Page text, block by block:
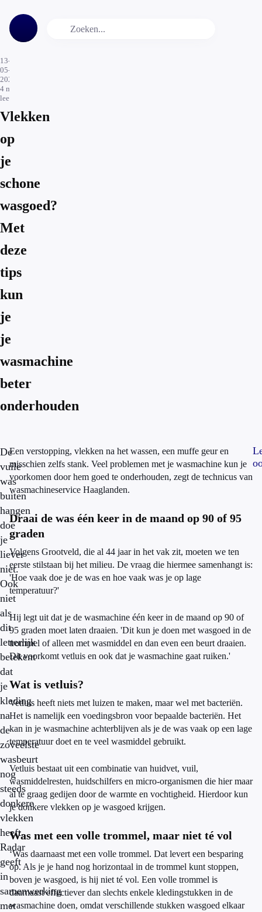
13-
05-
2020
4 min.
leestijd
Vlekken
op
je
schone
wasgoed?
Met
deze
tips
kun
je
je
wasmachine
beter
onderhouden
De
vuile
was
buiten
hangen
doe
je
liever
niet.
Ook
niet
als
dit
letterlijk
betekent
dat
je
kleding
na
de
zóveelste
wasbeurt
nog
steeds
donkere
vlekken
heeft.
Radar
geeft
in
samenwerking
met
Een verstopping, vlekken na het wassen, een muffe geur en
misschien zelfs stank. Veel problemen met je wasmachine kun je
voorkomen door hem goed te onderhouden, zegt de technicus van
wasmachineservice Haaglanden.
Draai de was één keer in de maand op 90 of 95
graden
Volgens Grootveld, die al 44 jaar in het vak zit, moeten we ten
eerste stilstaan bij het milieu. De vraag die hiermee samenhangt is:
'Hoe vaak doe je de was en hoe vaak was je op lage
temperatuur?'
Hij legt uit dat je de wasmachine één keer in de maand op 90 of
95 graden moet laten draaien. 'Dit kun je doen met wasgoed in de
trommel of alleen met wasmiddel en dan even een beurt draaien.
Dit voorkomt vetluis en ook dat je wasmachine gaat ruiken.'
Wat is vetluis?
Vetluis heeft niets met luizen te maken, maar wel met bacteriën.
Het is namelijk een voedingsbron voor bepaalde bacteriën. Het
kan in je wasmachine achterblijven als je de was vaak op een lage
temperatuur doet en te veel wasmiddel gebruikt.
Vetluis bestaat uit een combinatie van huidvet, vuil,
wasmiddelresten, huidschilfers en micro-organismen die hier maar
al te graag gedijen door de warmte en vochtigheid. Hierdoor kun
je donkere vlekken op je wasgoed krijgen.
Was met een volle trommel, maar niet té vol
‘Was daarnaast met een volle trommel. Dat levert een besparing
op. Als je je hand nog horizontaal in de trommel kunt stoppen,
boven je wasgoed, is hij niet té vol. Een volle trommel is
daarnaast effectiever dan slechts enkele kledingstukken in de
wasmachine doen, omdat verschillende stukken wasgoed elkaar